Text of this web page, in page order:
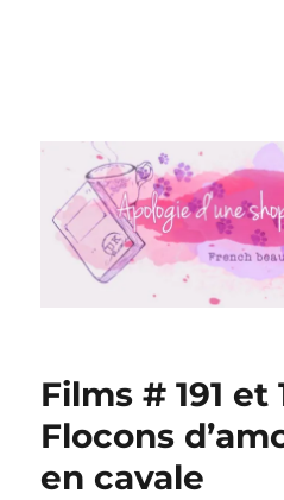
Apologie d'une
Films # 191 et
Flocons
en cavale